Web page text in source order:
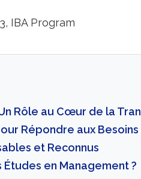
, IBA Program
Rôle au Cœur de la
Répondre aux
et Reconnus
Études en Management ?